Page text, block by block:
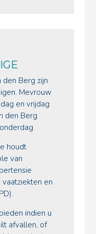
den Berg zijn
Mevrouw
en vrijdag
den Berg
houdt
van
en
indien u
afvallen, of